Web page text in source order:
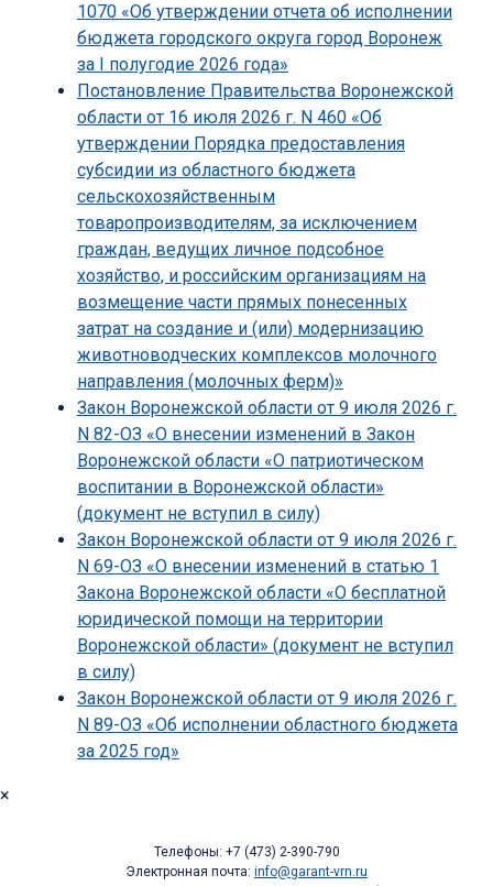
1070 «Об утверждении отчета об исполнении
бюджета городского округа город Воронеж
за I полугодие 2026 года»
Постановление Правительства Воронежской
области от 16 июля 2026 г. N 460 «Об
утверждении Порядка предоставления
субсидии из областного бюджета
сельскохозяйственным
товаропроизводителям, за исключением
граждан, ведущих личное подсобное
хозяйство, и российским организациям на
возмещение части прямых понесенных
затрат на создание и (или) модернизацию
животноводческих комплексов молочного
направления (молочных ферм)»
Закон Воронежской области от 9 июля 2026 г.
N 82-ОЗ «О внесении изменений в Закон
Воронежской области «О патриотическом
воспитании в Воронежской области»
(документ не вступил в силу)
Закон Воронежской области от 9 июля 2026 г.
N 69-ОЗ «О внесении изменений в статью 1
Закона Воронежской области «О бесплатной
юридической помощи на территории
Воронежской области» (документ не вступил
в силу)
Закон Воронежской области от 9 июля 2026 г.
N 89-ОЗ «Об исполнении областного бюджета
за 2025 год»
×
Телефоны: +7 (473) 2-390-790
Электронная почта: info@garant-vrn.ru